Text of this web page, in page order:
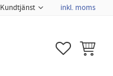
Kundtjänst inkl. moms
FAVORITER